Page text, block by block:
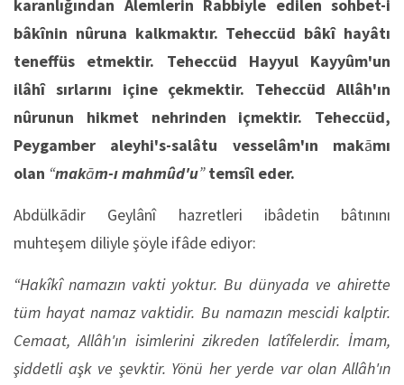
karanlığından Âlemlerin Rabbiyle edilen sohbet-i
bâkînin nûruna kalkmaktır. Teheccüd bâkî hayâtı
teneffüs etmektir. Teheccüd Hayyul Kayyûm'un
ilâhî sırlarını içine çekmektir. Teheccüd Allâh'ın
nûrunun hikmet nehrinden içmektir. Teheccüd,
Peygamber aleyhi's-salâtu vesselâm'ın makāmı
olan “makām-ı mahmûd'u”temsîl eder.
Abdülkādir Geylânî hazretleri ibâdetin bâtınını
muhteşem diliyle şöyle ifâde ediyor:
“Hakîkî namazın vakti yoktur. Bu dünyada ve ahirette
tüm hayat namaz vaktidir. Bu namazın mescidi kalptir.
Cemaat, Allâh'ın isimlerini zikreden latîfelerdir. İmam,
şiddetli aşk ve şevktir. Yönü her yerde var olan Allâh'ın